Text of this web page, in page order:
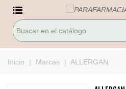
Inicio | Marcas | ALLERGAN